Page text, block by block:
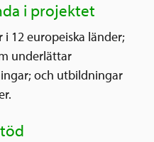
i projektet
12 europeiska länder;
underlättar
och utbildningar